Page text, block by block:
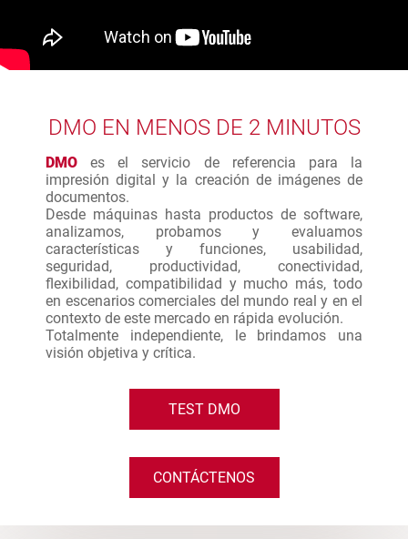
DMO EN MENOS DE 2 MINUTOS
DMO es el servicio de referencia para la
impresión digital y la creación de imágenes de
documentos.
Desde máquinas hasta productos de software,
analizamos, probamos y evaluamos
características y funciones, usabilidad,
seguridad, productividad, conectividad,
flexibilidad, compatibilidad y mucho más, todo
en escenarios comerciales del mundo real y en el
contexto de este mercado en rápida evolución.
Totalmente independiente, le brindamos una
visión objetiva y crítica.
TEST DMO
CONTÁCTENOS